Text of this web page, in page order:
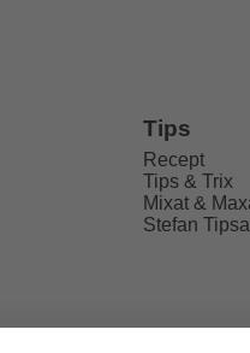
Tips
Recept
Tips & Trix
Mixat &
Stefan